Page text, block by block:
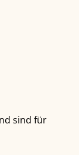
sind für